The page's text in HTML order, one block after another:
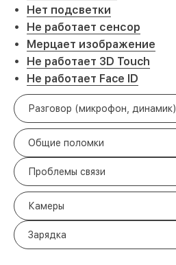
Нет подсветки
Не работает сенсор
Мерцает изображение
Не работает 3D Touch
Не работает Face ID
Разговор (микрофон, динамик)
Общие поломки
Проблемы связи
Камеры
Зарядка